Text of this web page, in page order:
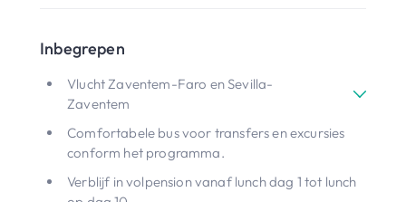
Inbegrepen
Vlucht Zaventem-Faro en Sevilla-
Zaventem
Comfortabele bus voor transfers en excursies
conform het programma.
Verblijf in volpension vanaf lunch dag 1 tot lunch